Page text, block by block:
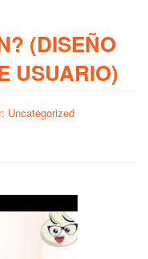
(DISEÑO
USUARIO)
Uncategorized